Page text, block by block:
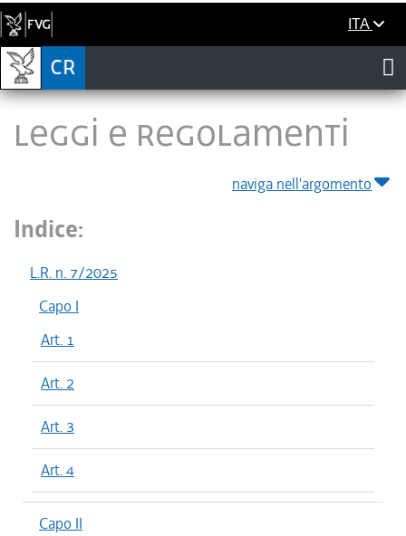
ITA
LEGGI E REGOLAMENTI
naviga nell'argomento
Indice:
L.R. n. 7/2025
Capo I
Art. 1
Art. 2
Art. 3
Art. 4
Capo II